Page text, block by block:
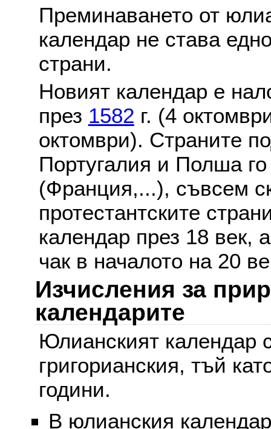
Преминаването от
календар не става
страни.
Новият календар е
през 1582 г. (4
октомври). Страните
Португалия и Полша
(Франция,...), съвсем
протестантските
календар през 18 век,
чак в началото на 20
Изчисления за
календарите
Юлианският календар
григорианския, тъй
години.
В юлианския